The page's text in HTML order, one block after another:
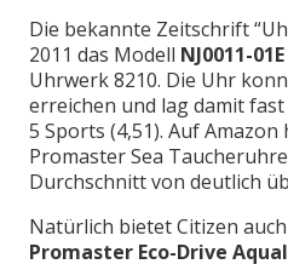
Die bekannte Zeitschrift
2011 das Modell NJ0011-01E
Uhrwerk 8210. Die Uhr
erreichen und lag damit
5 Sports (4,51). Auf
Promaster Sea
Durchschnitt von deutlich
Natürlich bietet Citizen
Promaster Eco-Drive